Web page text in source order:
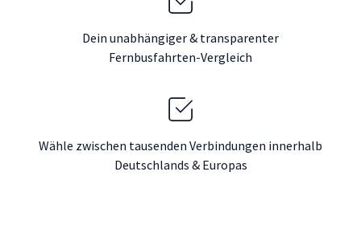
Dein unabhängiger & transparenter
Fernbusfahrten-Vergleich
Wähle zwischen tausenden Verbindungen innerhalb
Deutschlands & Europas